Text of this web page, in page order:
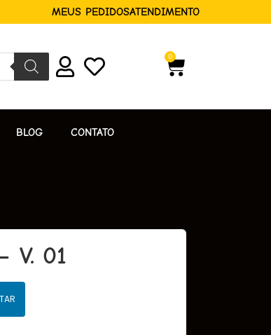
MEUS PEDIDOSATENDIMENTO
0
BLOG CONTATO
V. 01